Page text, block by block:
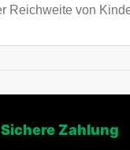
Reichweite von
Sichere Zahlung